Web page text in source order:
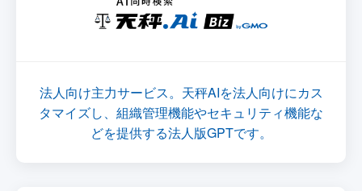
法人向け主力サービス。天秤AIを法人向けにカス
タマイズし、組織管理機能やセキュリティ機能な
どを提供する法人版GPTです。